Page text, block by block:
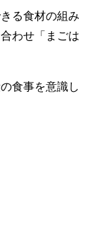
る食材の組み
わせ「まごは
食事を意識し